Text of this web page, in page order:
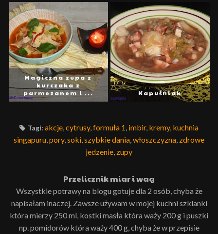
Magiczna zupa z
kurczaka z
parmezanem i ...
Kapuśniak
Tagi: akcje cytrusy, formuła 1 imbir, kremy, kuchnia
singapuru pory, soki szybkie dania włoszczyzna zdrowe
jedzenie zupy
Przelicznik miar i wag
Wszystkie potrawy na blogu gotuje dla 2 osób, chyba że
napisałam inaczej. Zawsze używam w mojej kuchni szklanki
która mierzy 250 ml, kostki masła która waży 200 g i puszki
np. pomidorów która waży 400 g, chyba że w przepisie